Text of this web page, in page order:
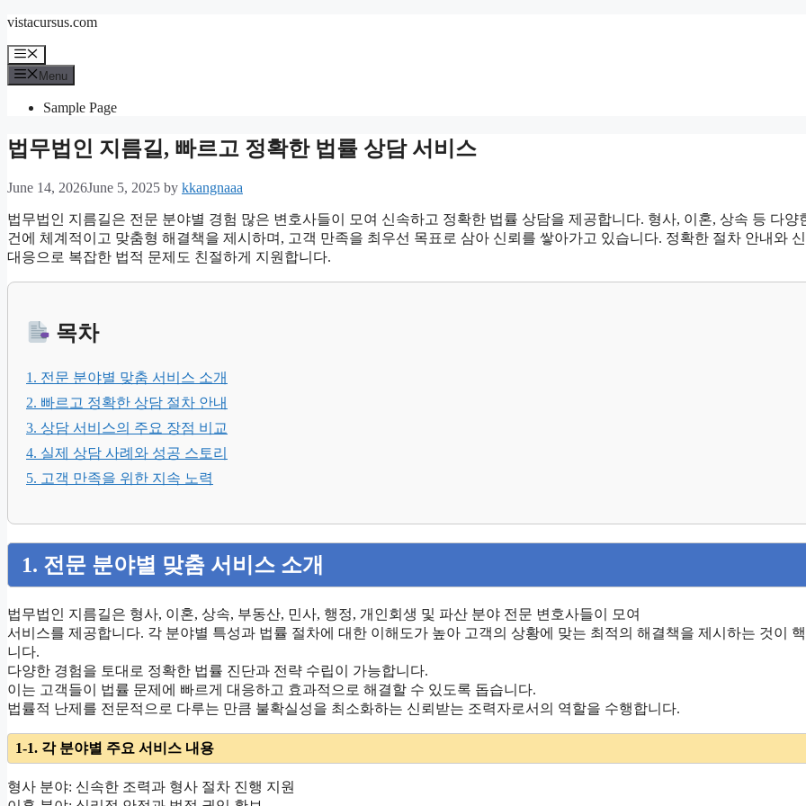
Skip
content
vistacursus.com
Menu
Menu
Sample Page
법무법인 지름길, 빠르고 정확한 법률 상담 서비스
June 14, 2026June 5, 2025 by kkangnaaa
법무법인 지름길은 전문 분야별 경험 많은 변호사들이 모여 신속하고 정확한 법률 상담을 제공합니다. 형사, 이혼, 상속 등 다양
건에 체계적이고 맞춤형 해결책을 제시하며, 고객 만족을 최우선 목표로 삼아 신뢰를 쌓아가고 있습니다. 정확한 절차 안내와
대응으로 복잡한 법적 문제도 친절하게 지원합니다.
목차
1. 전문 분야별 맞춤 서비스 소개
2. 빠르고 정확한 상담 절차 안내
3. 상담 서비스의 주요 장점 비교
4. 실제 상담 사례와 성공 스토리
5. 고객 만족을 위한 지속 노력
1. 전문 분야별 맞춤 서비스 소개
법무법인 지름길은 형사, 이혼, 상속, 부동산, 민사, 행정, 개인회생 및 파산 분야 전문 변호사들이 모여
서비스를 제공합니다. 각 분야별 특성과 법률 절차에 대한 이해도가 높아 고객의 상황에 맞는 최적의 해결책을 제시하는 것이
니다.
다양한 경험을 토대로 정확한 법률 진단과 전략 수립이 가능합니다.
이는 고객들이 법률 문제에 빠르게 대응하고 효과적으로 해결할 수 있도록 돕습니다.
법률적 난제를 전문적으로 다루는 만큼 불확실성을 최소화하는 신뢰받는 조력자로서의 역할을 수행합니다.
1-1. 각 분야별 주요 서비스 내용
형사 분야: 신속한 조력과 형사 절차 진행 지원